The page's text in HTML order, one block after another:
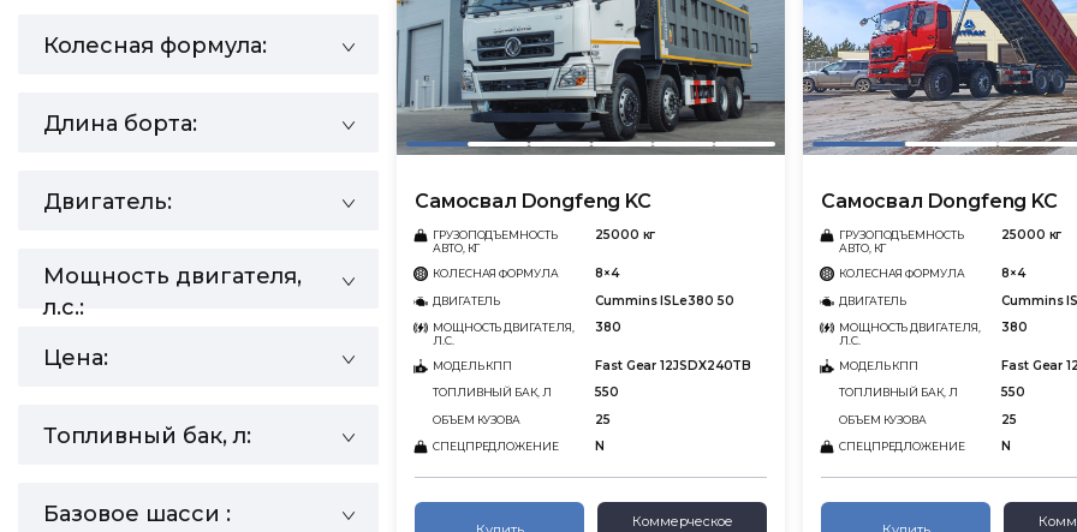
Колесная формула:
Длина борта:
Двигатель:
Мощность двигателя,
л.с.:
Цена:
Топливный бак, л:
Базовое шасси :
Самосвал Dongfeng KC
ГРУЗОПОДЪЕМНОСТЬ
АВТО, КГ
25000 кг
КОЛЕСНАЯ ФОРМУЛА 8×4
ДВИГАТЕЛЬ Cummins ISLe380 50
МОЩНОСТЬ ДВИГАТЕЛЯ,
Л.С.
380
МОДЕЛЬ КПП Fast Gear 12JSDX240TB
ТОПЛИВНЫЙ БАК, Л 550
ОБЪЕМ КУЗОВА 25
СПЕЦПРЕДЛОЖЕНИЕ N
Коммерческое
Самосвал Dongfeng KC
ГРУЗОПОДЪЕМНОСТЬ
АВТО, КГ
25000 кг
КОЛЕСНАЯ ФОРМУЛА 8×4
ДВИГАТЕЛЬ Cummins
МОЩНОСТЬ ДВИГАТЕЛЯ,
Л.С.
380
МОДЕЛЬ КПП Fast Gear
ТОПЛИВНЫЙ БАК, Л 550
ОБЪЕМ КУЗОВА 25
СПЕЦПРЕДЛОЖЕНИЕ N